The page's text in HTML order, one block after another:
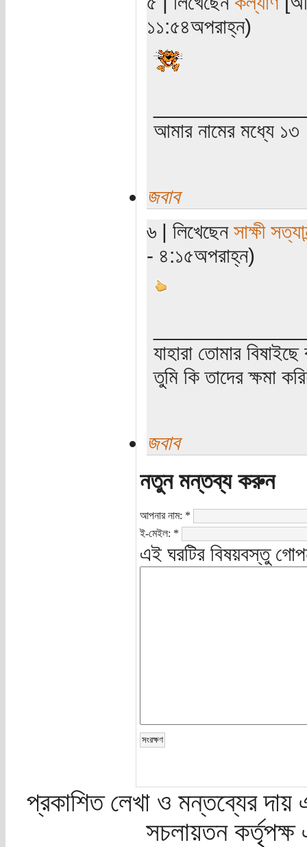
১১:৫৪অপরাহ্ন)
আমার নামের মধ্যে ১৩
জবাব
৬ | লিখেছেন সাক্ষী
- ৪:১৫অপরাহ্ন)
যাহারা তোমার
তুমি কি তাদের ক্ষমা
জবাব
নতুন মন্তব্য করুন
আপনার নাম: *
ই-মেইল: *
এই ঘরটির বিষয়বস্তু
প্রকাশিত লেখা ও মন্তব্যের দায়
সচলায়তন